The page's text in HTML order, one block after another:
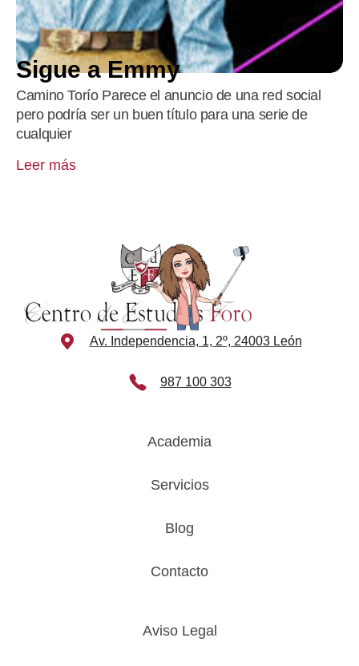
Sigue a Emmy
Camino Torío Parece el anuncio de una red social
pero podría ser un buen título para una serie de
cualquier
Leer más
Av. Independencia, 1, 2º, 24003 León
987 100 303
Academia
Servicios
Blog
Contacto
Aviso Legal